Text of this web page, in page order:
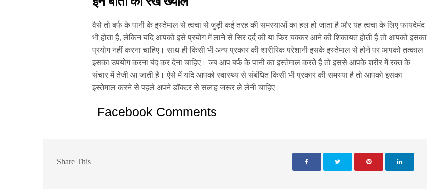
वैसे तो बर्फ के पानी के इस्तेमाल से त्वचा से जुड़ी कई तरह की समस्याओं का हल हो जाता है और यह त्वचा के लिए फायदेमंद
भी होता है, लेकिन यदि आपको इसे प्रयोग में लाने से सिर दर्द की या फिर चक्कर आने की शिकायत होती है तो आपको इसका
प्रयोग नहीं करना चाहिए। साथ ही किसी भी अन्य प्रकार की शारीरिक परेशानी इसके इस्तेमाल से होने पर आपको तत्काल
इसका उपयोग करना बंद कर देना चाहिए। जब आप बर्फ के पानी का इस्तेमाल करते हैं तो इससे आपके शरीर में रक्त के
संचार में तेजी आ जाती है। ऐसे में यदि आपको स्वास्थ्य से संबंधित किसी भी प्रकार की समस्या है तो आपको इसका
इस्तेमाल करने से पहले अपने डॉक्टर से सलाह जरूर ले लेनी चाहिए।
Facebook Comments
Share This